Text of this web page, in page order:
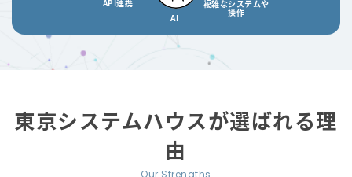
東京システムハウスが選ばれる理
由